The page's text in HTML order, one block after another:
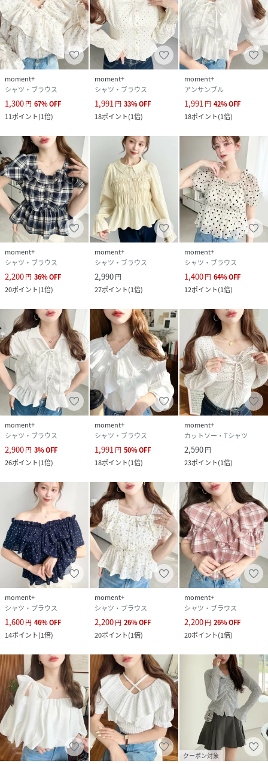
生地の透け感 ややあり
生地の伸縮性 シャーリング部分のみあり
生地の光沢感 なし
～～～～～～～～～～～～～～～
≪モデルさん着用コメント≫
◆身長159cm/Mサイズ着用
を感じにくいブラウスです。シワになりにくいのできれいな
状態をキープしやすく、お手入れが楽なのも嬉しいポイント
◎
ふわっとしたダブルフリルが女性らしく、1枚で上品な印象
になるのできちんとコーデの時にもオススメ♪
※商品画像は着用イメージです。光や角度により、実物と色
味、透け感が異なる場合がございます。
また表示のサイズ感も実物とは若干異なる場合もございます
ので、予めご了承ください。
※着用、お取り扱いの際は、商品に付いている品質表示とア
テンションタグを必ずご確認ください。
【moment+/モーメントプラス】その瞬間にこの１着と---
より豊かで充実したライフスタイルを目指して、手軽にトレ
ンドかつベーシックな着回せるアイテムをプチプライスで提
供していきます。
≪お買い物をよりお楽しみいただくために♪≫
☆商品のお気に入り登録
完売カラーの再入荷通知や、完売間近の通知、セールの通知
を受けることができます。
☆ブランドのお気に入り登録
新商品や再入荷など、いち早くブランドのお得な情報を受け
取ることができます。
性別タイプ レディース
原産国 中国
素材 本体; ポリエステル100%
サイズ M、L
品番
RS6464_mt02480
mt02480-2-1 RS6464
moment+
シャツ・ブラウス
1,300円 67%OFF
11ポイント(1倍)
moment+
シャツ・ブラウス
1,991円 33%OFF
18ポイント(1倍)
moment+
アンサンブル
1,991円 42%OFF
18ポイント(1倍)
moment+
シャツ・ブラウス
2,200円 36%OFF
20ポイント(1倍)
moment+
シャツ・ブラウス
2,990円
27ポイント(1倍)
moment+
シャツ・ブラウス
1,400円 64%OFF
12ポイント(1倍)
moment+
シャツ・ブラウス
2,900円 3%OFF
26ポイント(1倍)
moment+
シャツ・ブラウス
1,991 円 50%OFF
18ポイント(1倍)
moment+
カットソー・Tシャツ
2,590円
23ポイント(1倍)
moment+
シャツ・ブラウス
1,600円 46%OFF
14ポイント(1倍)
moment+
シャツ・ブラウス
2,200円 26%OFF
20ポイント(1倍)
moment+
シャツ・ブラウス
2,200円 26%OFF
20ポイント(1倍)
クーポン対象